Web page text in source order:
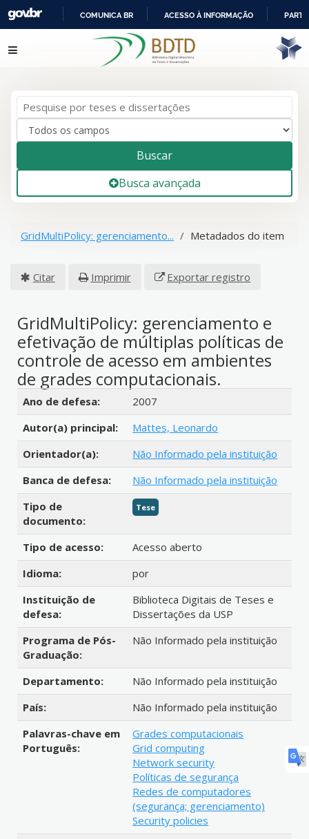
IR
PARA
COMUNICA BR ACESSO À INFORMAÇÃO
Pular para o conteúdo
Buscar
Busca avançada
GridMultiPolicy: gerenciamento... Metadados do item
Citar Imprimir Exportar registro
GridMultiPolicy: gerenciamento e
efetivação de múltiplas políticas de
controle de acesso em ambientes
de grades computacionais.
Detalhes bibliográficos
Ano de defesa:
2007
Autor(a) principal:
Mattes, Leonardo
Orientador(a):
Não Informado pela instituição
Banca de defesa:
Não Informado pela instituição
Tipo de
documento:
Tese
Tipo de acesso:
Acesso aberto
Idioma:
por
Instituição de
defesa:
Biblioteca Digitais de Teses e
Dissertações da USP
Programa de Pós-
Graduação:
Não Informado pela instituição
Departamento:
Não Informado pela instituição
País:
Não Informado pela instituição
Palavras-chave em
Português:
Grades computacionais
Grid computing
Network security
Políticas de segurança
Redes de computadores
(segurança; gerenciamento)
Security policies